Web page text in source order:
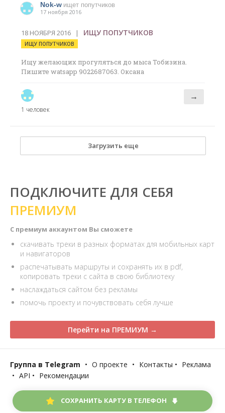
СОХРАНИТЬ КАРТУ В ТЕЛЕФОН
Nok-w ищет попутчиков
17 ноября 2016
18 НОЯБРЯ 2016 | ИЩУ ПОПУТЧИКОВ
ИЩУ ПОПУТЧИКОВ
Ищу желающих прогуляться до мыса Тобизина.
Пишите watsapp 9022687063. Оксана
1 человек
→
Загрузить еще
ПОДКЛЮЧИТЕ ДЛЯ СЕБЯ
ПРЕМИУМ
С премиум аккаунтом Вы сможете
скачивать треки в разных форматах для мобильных карт
и навигаторов
распечатывать маршруты и сохранять их в pdf,
копировать треки с сайта в свою библиотеку
наслаждаться сайтом без рекламы
помочь проекту и почувствовать себя лучше
Перейти на ПРЕМИУМ →
Группа в Telegram • О проекте • Контакты • Реклама
• API • Рекомендации